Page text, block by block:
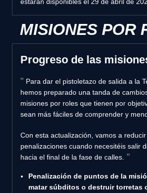
MISIONES POR
Progreso de las
Para dar el pistoletazo de salida a la
hemos preparado una tanda de
misiones por roles que tienen por
sean más fáciles de comprender y
Con esta actualización, vamos a
penalizaciones cuando necesitéis salir
hacia el final de la fase de calles.
Penalización de puntos de la
matar súbditos o destruir torretas